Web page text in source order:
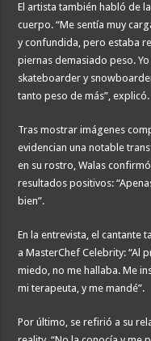
El artista también habló de
cuerpo. “Me sentía muy
y confundida, pero estaba
piernas demasiado peso.
skateboarder y
tanto peso de más”, explicó.
Tras mostrar imágenes
evidencian una notable
en su rostro, Walas
resultados positivos:
bien”.
En la entrevista, el cantante
a MasterChef Celebrity: “Al
miedo, no me hallaba. Me
mi terapeuta, y me mandé”.
Por último, se refirió a su